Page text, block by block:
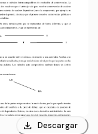
download Descargar